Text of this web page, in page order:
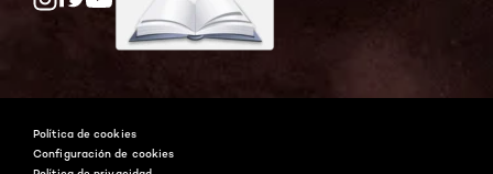
Facebook
YouTube
Política de cookies
Configuración de cookies